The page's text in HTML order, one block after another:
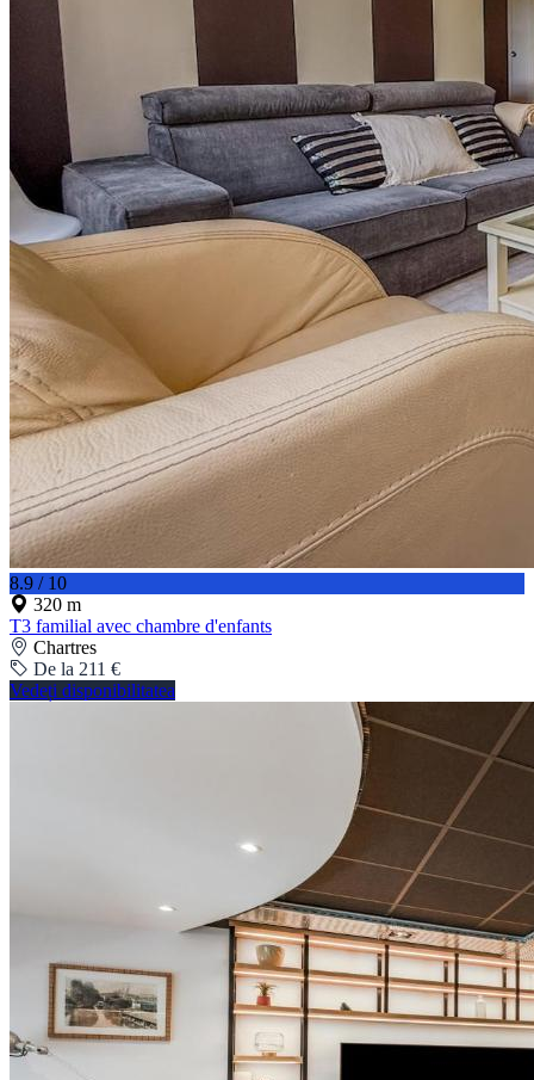
8.9 / 10
320 m
T3 familial avec chambre d'enfants
Chartres
De la 211 €
Vedeți disponibilitatea